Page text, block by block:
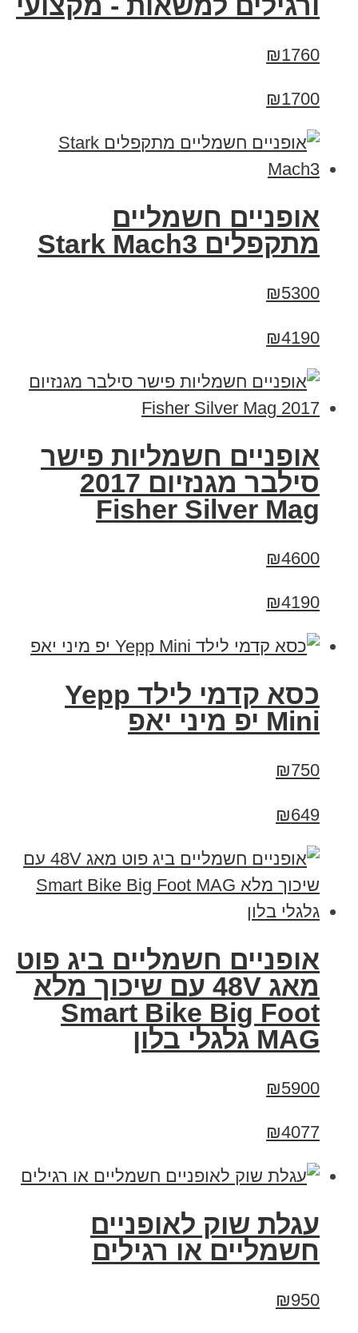
₪1760
₪1700
‏אופניים חשמליים
‏מתקפלים Stark Mach3
₪5300
₪4190
אופניים חשמליות פישר
סילבר מגנזיום 2017
Fisher Silver Mag
₪4600
₪4190
כסא קדמי לילד Yepp
Mini יפ מיני יאפ
₪750
₪649
אופניים חשמליים ביג פוט
מאג 48V עם שיכוך מלא
Smart Bike Big Foot
MAG גלגלי בלון
₪5900
₪4077
עגלת שוק לאופניים
חשמליים או רגילים
₪950